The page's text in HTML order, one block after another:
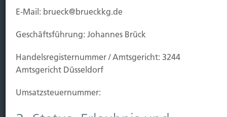
Einzug/Vermietung
Hubert Brück KG| Inhaber: Dipl. Ökonom Johannes
Brück | Kapellstraße 2 | 40479 Düsseldorf
Telefon: 0211-490066 |
E-Mail: brueck@brueckkg.de
Geschäftsführung: Johannes Brück
Handels­registernummer / Amtsgericht: 3244
Amtsgericht Düsseldorf
Umsatzsteuer­nummer: